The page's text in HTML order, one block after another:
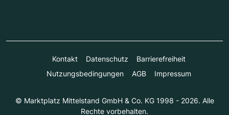
Kontakt Datenschutz
Barrierefreiheit
Nutzungsbedingungen
AGB Impressum
© Marktplatz Mittelstand GmbH & Co. KG 1998 - 2026. Alle
Rechte vorbehalten.